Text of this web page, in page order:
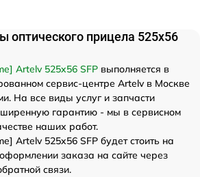
оптического прицела 525x56
Artelv 525x56 SFP выполняется в
сервис-центре Artelv в Москве
На все виды услуг и запчасти
гарантию - мы в сервисном
наших работ.
Artelv 525x56 SFP будет стоить на
заказа на сайте через
связи.